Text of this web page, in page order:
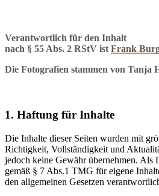
Verantwortlich für den Inhalt
nach § 55 Abs. 2 RStV ist Frank
Die Fotografien stammen von Tanja
1. Haftung für Inhalte
Die Inhalte dieser Seiten wurden mit
Richtigkeit, Vollständigkeit und
jedoch keine Gewähr übernehmen. Als
gemäß § 7 Abs.1 TMG für eigene
den allgemeinen Gesetzen